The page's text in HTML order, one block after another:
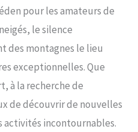
pour les amateurs de
le silence
des montagnes le lieu
exceptionnelles. Que
à la recherche de
de découvrir de nouvelles
activités incontournables.